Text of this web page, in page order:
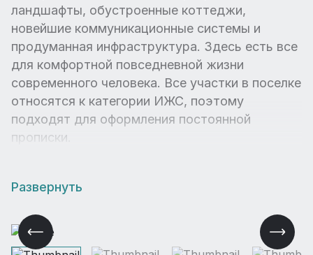
ландшафты, обустроенные коттеджи,
новейшие коммуникационные системы и
продуманная инфраструктура. Здесь есть все
для комфортной повседневной жизни
современного человека. Все участки в поселке
относятся к категории ИЖС, поэтому
подходят для оформления постоянной
прописки.
Развернуть